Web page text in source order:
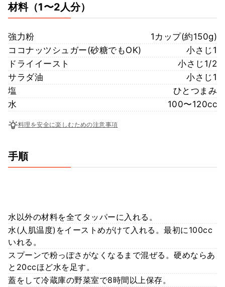
材料（1〜2人分）
強力粉
1カップ(約150g)
ココナッツシュガー(砂糖でもOK)
小さじ1
ドライイースト
小さじ1/2
サラダ油
小さじ1
塩
ひとつまみ
水
100〜120cc
料理を安全に楽しむための注意事項
手順
水以外の材料を全てタッパーに入れる。
水(人肌温度)をイーストめがけて入れる。最初に100cc
いれる。
スプーンで粉っぽさがなくなるまで混ぜる。硬めならあ
と20ccほど水を足す。
蓋をして冷蔵庫の野菜室で8時間以上保存。